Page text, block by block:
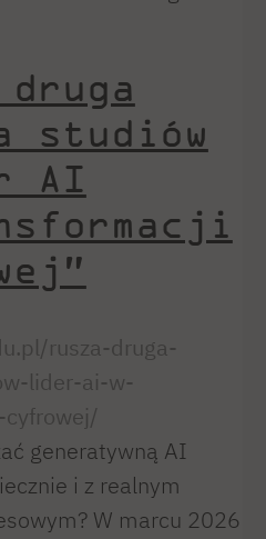
druga
studiów
AI
rusza-druga-
lider-ai-w-
generatywną AI
i z realnym
W marcu 2026